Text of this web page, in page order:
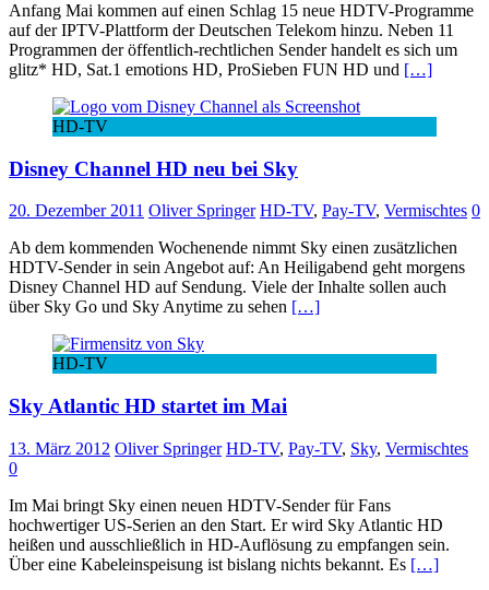
Anfang Mai kommen auf einen Schlag 15 neue HDTV-Programme
auf der IPTV-Plattform der Deutschen Telekom hinzu. Neben 11
Programmen der öffentlich-rechtlichen Sender handelt es sich um
glitz* HD, Sat.1 emotions HD, ProSieben FUN HD und […]
HD-TV
Disney Channel HD neu bei Sky
20. Dezember 2011 Oliver Springer HD-TV, Pay-TV, Vermischtes 0
Ab dem kommenden Wochenende nimmt Sky einen zusätzlichen
HDTV-Sender in sein Angebot auf: An Heiligabend geht morgens
Disney Channel HD auf Sendung. Viele der Inhalte sollen auch
über Sky Go und Sky Anytime zu sehen […]
HD-TV
Sky Atlantic HD startet im Mai
13. März 2012 Oliver Springer HD-TV, Pay-TV, Sky, Vermischtes
0
Im Mai bringt Sky einen neuen HDTV-Sender für Fans
hochwertiger US-Serien an den Start. Er wird Sky Atlantic HD
heißen und ausschließlich in HD-Auflösung zu empfangen sein.
Über eine Kabeleinspeisung ist bislang nichts bekannt. Es […]